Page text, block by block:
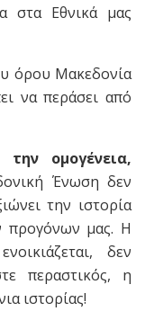
στα Εθνικά μας
όρου Μακεδονία
να περάσει από
ομογένεια,
Ένωση δεν
την ιστορία
προγόνων μας. Η
δεν
περαστικός, η
ιστορίας!